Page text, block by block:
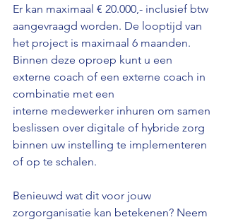
Er kan maximaal € 20.000,- inclusief btw
aangevraagd worden. De looptijd van
het project is maximaal 6 maanden.
Binnen deze oproep kunt u een
externe coach of een externe coach in
combinatie met een
interne medewerker inhuren om samen
beslissen over digitale of hybride zorg
binnen uw instelling te implementeren
of op te schalen.
Benieuwd wat dit voor jouw
zorgorganisatie kan betekenen? Neem